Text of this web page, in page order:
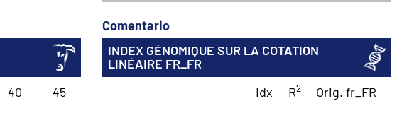
Comentario
40 45
INDEX GÉNOMIQUE SUR LA COTATION
LINÉAIRE FR_FR
Idx
R2 Orig. fr_FR